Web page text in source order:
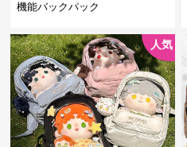
機能バックパック
人気